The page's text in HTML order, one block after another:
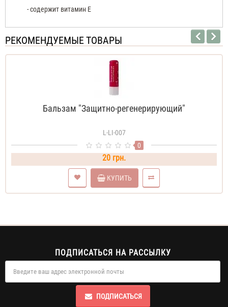
- содержит витамин Е
РЕКОМЕНДУЕМЫЕ ТОВАРЫ
Бальзам "Защитно-регенерирующий"
L-LI-007
0
20 грн.
КУПИТЬ
ПОДПИСАТЬСЯ НА РАССЫЛКУ
ПОДПИСАТЬСЯ